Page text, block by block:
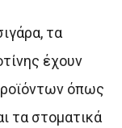
τα
έχουν
όπως
τα στοματικά